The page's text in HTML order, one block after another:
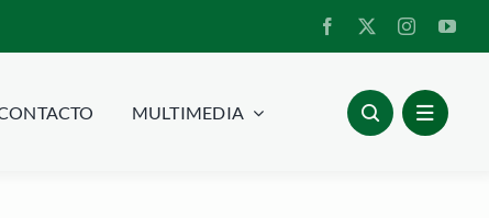
MULTIMEDIA